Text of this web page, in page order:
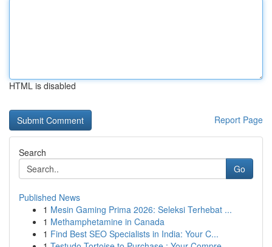
HTML is disabled
Report Page
Search
Go
Published News
1 Mesin Gaming Prima 2026: Seleksi Terhebat ...
1 Methamphetamine in Canada
1 Find Best SEO Specialists in India: Your C...